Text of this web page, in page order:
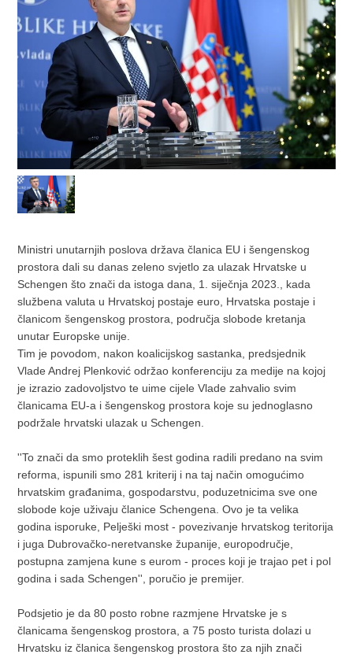
Ministri unutarnjih poslova država članica EU i šengenskog
prostora dali su danas zeleno svjetlo za ulazak Hrvatske u
Schengen što znači da istoga dana, 1. siječnja 2023., kada
službena valuta u Hrvatskoj postaje euro, Hrvatska postaje i
članicom šengenskog prostora, područja slobode kretanja
unutar Europske unije.
Tim je povodom, nakon koalicijskog sastanka, predsjednik
Vlade Andrej Plenković održao konferenciju za medije na kojoj
je izrazio zadovoljstvo te uime cijele Vlade zahvalio svim
članicama EU-a i šengenskog prostora koje su jednoglasno
podržale hrvatski ulazak u Schengen.
''To znači da smo proteklih šest godina radili predano na svim
reforma, ispunili smo 281 kriterij i na taj način omogućimo
hrvatskim građanima, gospodarstvu, poduzetnicima sve one
slobode koje uživaju članice Schengena. Ovo je ta velika
godina isporuke, Pelješki most - povezivanje hrvatskog teritorija
i juga Dubrovačko-neretvanske županije, europodručje,
postupna zamjena kune s eurom - proces koji je trajao pet i pol
godina i sada Schengen'', poručio je premijer.
Podsjetio je da 80 posto robne razmjene Hrvatske je s
članicama šengenskog prostora, a 75 posto turista dolazi u
Hrvatsku iz članica šengenskog prostora što za njih znači